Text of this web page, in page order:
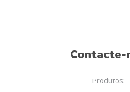
Contacte-
Produtos: